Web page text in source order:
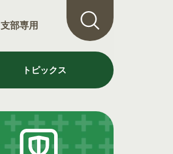
支部専用
トピックス